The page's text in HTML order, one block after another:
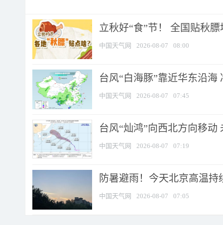
立秋好“食”节！ 全国贴秋
中国天气网 2026-08-07 08:00
台风“白海豚”靠近华东沿
中国天气网 2026-08-07 07:45
台风“灿鸿”向西北方向移动
中国天气网 2026-08-07 07:19
防暑避雨！今天北京高温
中国天气网 2026-08-07 07:05